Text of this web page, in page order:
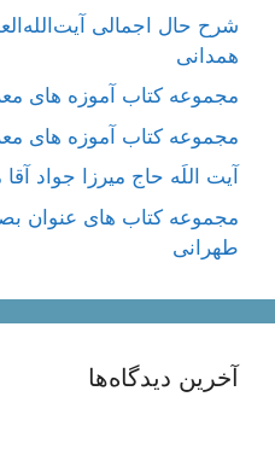
شرح حال اجمالی
همدانی
مجموعه کتاب آموزه های
مجموعه کتاب آموزه های
آیت اللَه حاج میرزا جواد
مجموعه کتاب های عنوان
طهرانی
آخرین دیدگاه‌ها